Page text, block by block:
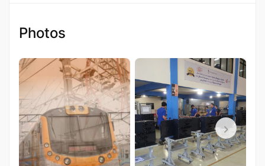
sesuai dengan standar internasional. Komitmen
terhadap kualitas dan keselamatan menjadi
prioritas utama dalam setiap proyek yang
dikerjakan.
Profil PT Len Railway
Systems
Photos